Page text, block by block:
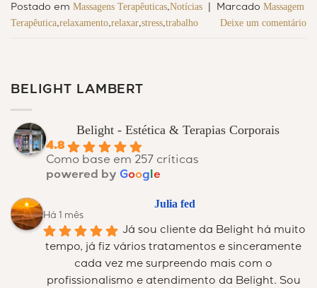
Postado em Massagens Terapêuticas,Notícias Marcado Massagem
Terapêutica,relaxamento,relaxar,stress,trabalho Deixe um comentário
BELIGHT LAMBERT
Belight - Estética & Terapias Corporais
4.8
Como base em 257 críticas
powered by Google
Julia fed
Há 1 mês
Já sou cliente da Belight há muito
tempo, já fiz vários tratamentos e sinceramente
cada vez me surpreendo mais com o
profissionalismo e atendimento da Belight. Sou